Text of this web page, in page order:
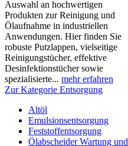
Auswahl an hochwertigen
Produkten zur Reinigung und
Ölaufnahme in industriellen
Anwendungen. Hier finden Sie
robuste Putzlappen, vielseitige
Reinigungstücher, effektive
Desinfektionstücher sowie
spezialisierte... mehr erfahren
Zur Kategorie Entsorgung
Altöl
Emulsionsentsorgung
Feststoffentsorgung
Ölabscheider Wartung und